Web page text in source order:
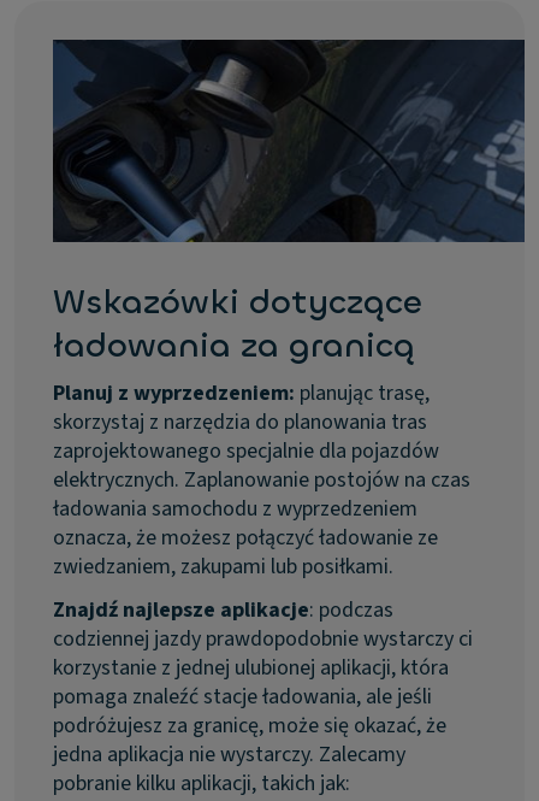
Wskazówki dotyczące
ładowania za granicą
Planuj z wyprzedzeniem: planując trasę,
skorzystaj z narzędzia do planowania tras
zaprojektowanego specjalnie dla pojazdów
elektrycznych. Zaplanowanie postojów na czas
ładowania samochodu z wyprzedzeniem
oznacza, że możesz połączyć ładowanie ze
zwiedzaniem, zakupami lub posiłkami.
Znajdź najlepsze aplikacje: podczas
codziennej jazdy prawdopodobnie wystarczy ci
korzystanie z jednej ulubionej aplikacji, która
pomaga znaleźć stacje ładowania, ale jeśli
podróżujesz za granicę, może się okazać, że
jedna aplikacja nie wystarczy. Zalecamy
pobranie kilku aplikacji, takich jak: